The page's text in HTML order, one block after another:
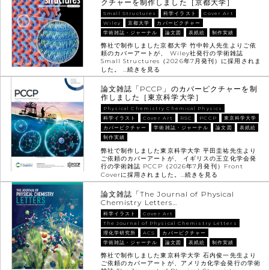
クチャーを制作しました［京都大学］
Small Structures 科学イラスト
Cover Art
Wiley
京都大学
カバーピクチャー
学術雑誌・ジャーナル
論文図 表紙絵 制作実績
弊社で制作しました京都大学 竹中幹人先生よりご依
頼のカバーアートが、 Wiley社発行の学術雑誌
Small Structures（2026年7月発刊）に採用されま
した。 …続きを見る
論文雑誌「PCCP」のカバーピクチャーを制
作しました［東京科学大学］
Physical Chemistry Chemical Physics
科学イラスト
Cover Art RSC PCCP
東京科学大学
カバーピクチャー
学術雑誌・ジャーナル 論文図
表紙絵
制作実績
弊社で制作しました東京科学大学 平田圭祐先生より
ご依頼のカバーアートが、 イギリスの王立化学会発
行の学術雑誌 PCCP（2026年7月発刊）Front
Coverに採用されました。…続きを見る
論文雑誌「The Journal of Physical
Chemistry Letters…
科学イラスト
Cover Art
The Journal of Physical Chemistry Letters
理化学研究所
ACS
カバーピクチャー
学術雑誌・ジャーナル
論文図 表紙絵 制作実績
弊社で制作しました東京科学大学 石内俊一先生より
ご依頼のカバーアートが、アメリカ化学会発行の学術